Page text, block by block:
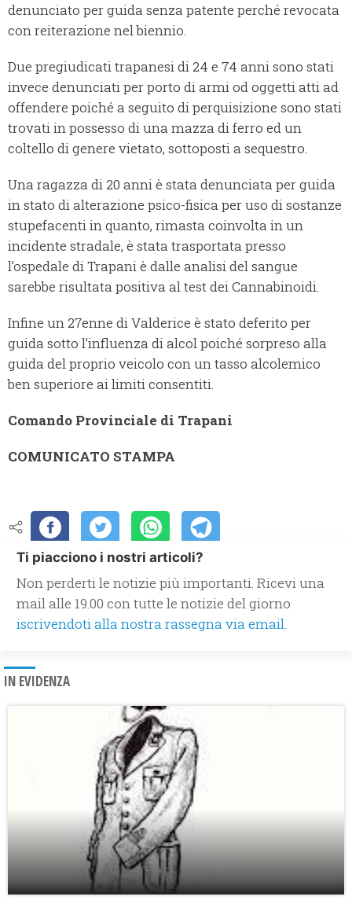
denunciato per guida senza patente perché revocata
con reiterazione nel biennio.
Due pregiudicati trapanesi di 24 e 74 anni sono stati
invece denunciati per porto di armi od oggetti atti ad
offendere poiché a seguito di perquisizione sono stati
trovati in possesso di una mazza di ferro ed un
coltello di genere vietato, sottoposti a sequestro.
Una ragazza di 20 anni è stata denunciata per guida
in stato di alterazione psico-fisica per uso di sostanze
stupefacenti in quanto, rimasta coinvolta in un
incidente stradale, è stata trasportata presso
l’ospedale di Trapani è dalle analisi del sangue
sarebbe risultata positiva al test dei Cannabinoidi.
Infine un 27enne di Valderice è stato deferito per
guida sotto l’influenza di alcol poiché sorpreso alla
guida del proprio veicolo con un tasso alcolemico
ben superiore ai limiti consentiti.
Comando Provinciale di Trapani
COMUNICATO STAMPA
Ti piacciono i nostri articoli?
Non perderti le notizie più importanti. Ricevi una
mail alle 19.00 con tutte le notizie del giorno
iscrivendoti alla nostra rassegna via email.
IN EVIDENZA